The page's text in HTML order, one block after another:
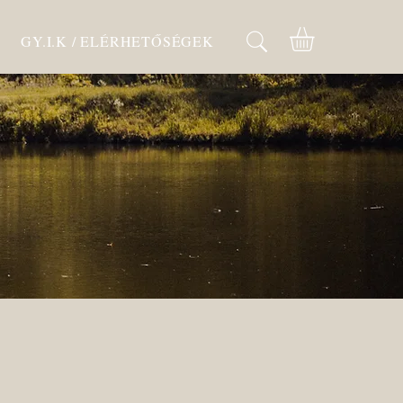
GY.I.K / ELÉRHETŐSÉGEK